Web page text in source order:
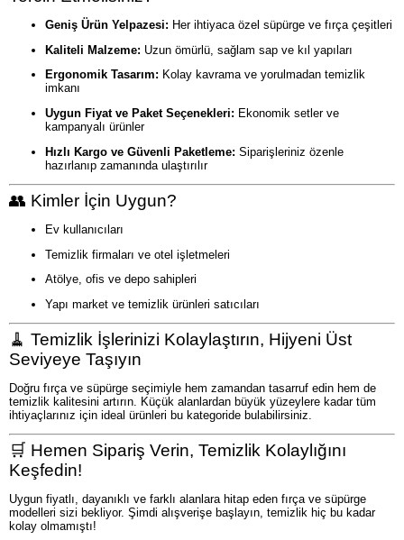
Geniş Ürün Yelpazesi: Her ihtiyaca özel süpürge ve fırça çeşitleri
Kaliteli Malzeme: Uzun ömürlü, sağlam sap ve kıl yapıları
Ergonomik Tasarım: Kolay kavrama ve yorulmadan temizlik
imkanı
Uygun Fiyat ve Paket Seçenekleri: Ekonomik setler ve
kampanyalı ürünler
Hızlı Kargo ve Güvenli Paketleme: Siparişleriniz özenle
hazırlanıp zamanında ulaştırılır
👥 Kimler İçin Uygun?
Ev kullanıcıları
Temizlik firmaları ve otel işletmeleri
Atölye, ofis ve depo sahipleri
Yapı market ve temizlik ürünleri satıcıları
🧹 Temizlik İşlerinizi Kolaylaştırın, Hijyeni Üst
Seviyeye Taşıyın
Doğru fırça ve süpürge seçimiyle hem zamandan tasarruf edin hem de
temizlik kalitesini artırın. Küçük alanlardan büyük yüzeylere kadar tüm
ihtiyaçlarınız için ideal ürünleri bu kategoride bulabilirsiniz.
🛒 Hemen Sipariş Verin, Temizlik Kolaylığını
Keşfedin!
Uygun fiyatlı, dayanıklı ve farklı alanlara hitap eden fırça ve süpürge
modelleri sizi bekliyor. Şimdi alışverişe başlayın, temizlik hiç bu kadar
kolay olmamıştı!